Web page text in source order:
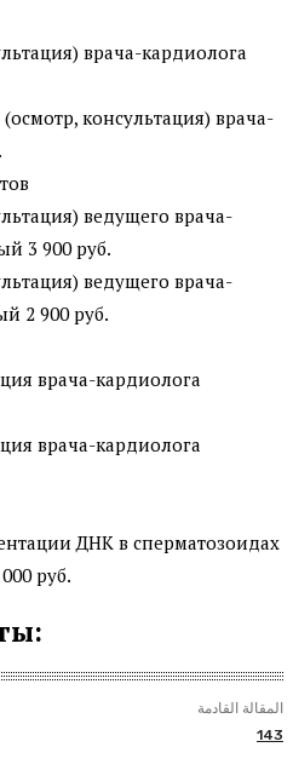
врача-кардиолога
консультация) врача-
ведущего врача-
3 900 руб.
ведущего врача-
2 900 руб.
врача-кардиолога
врача-кардиолога
ДНК в сперматозоидах
руб.
المقالة القادمة
143